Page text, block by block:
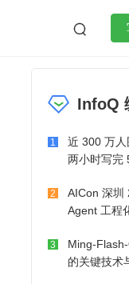

微服务架构
InfoQ
1
近 300 万人
两小时写完
2
AICon 深圳
Agent 工程
3
Ming-
的关键技术